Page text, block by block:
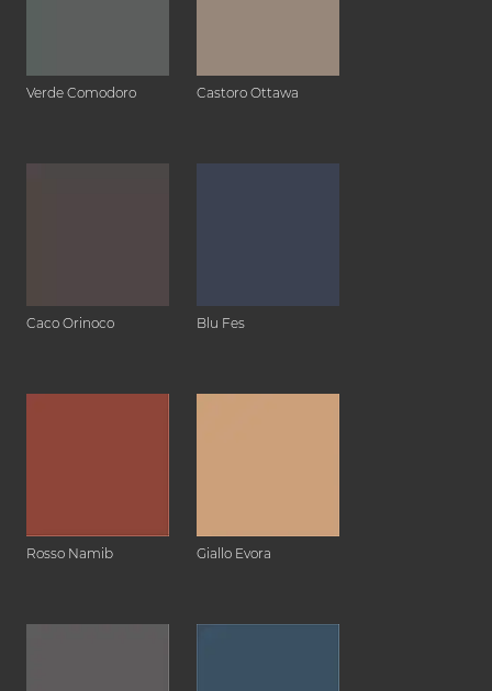
Verde Comodoro Castoro Ottawa
Caco Orinoco Blu Fes
Rosso Namib Giallo Evora